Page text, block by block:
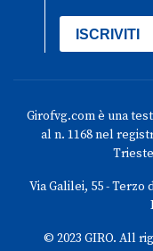
Girofvg.com è una
al n. 1168 nel
Via Galilei, 55 - Terzo
© 2023 GIRO. All